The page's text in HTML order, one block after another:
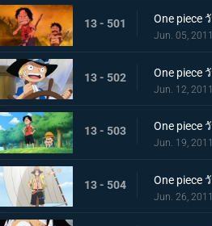
13 - 501
Jun. 05, 2011
13 - 502
Jun. 12, 2011
13 - 503
Jun. 19, 2011
13 - 504
Jun. 26, 2011